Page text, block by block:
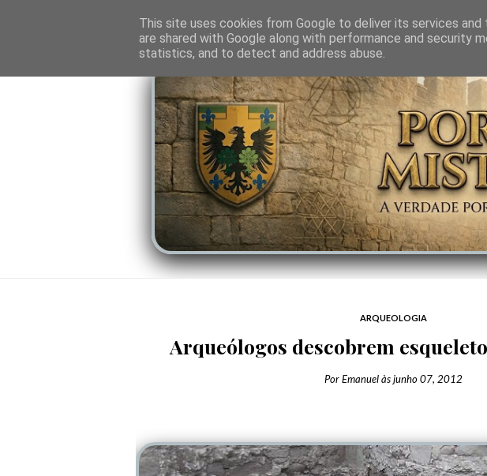
O PORTAL SOMBRAS DO PODER LINHAGEM SABEDORIA
ARQUEOLOGIA
Arqueólogos descobrem
PorEmanuelàsjunho 07, 2012
This site uses cookies from Google to deliver its services
are shared with Google along with performance and security
statistics, and to detect and address abuse.